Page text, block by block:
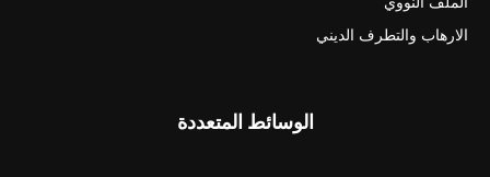
الارهاب والتطرف الديني
الوسائط المتعددة